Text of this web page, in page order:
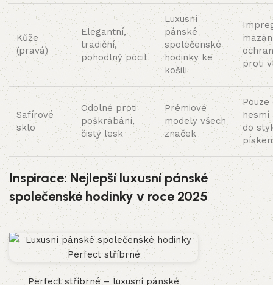
Kůže
(pravá)
Elegantní,
tradiční,
pohodlný pocit
Luxusní
pánské
společenské
hodinky ke
košili
proti
Safírové
sklo
Odolné proti
poškrábání,
čistý lesk
Prémiové
modely všech
značek
nesmí
do
Inspirace: Nejlepší luxusní pánské
společenské hodinky v roce 2025
Perfect stříbrné – luxusní pánské